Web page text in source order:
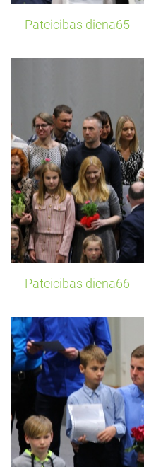
Pateicibas diena65
Pateicibas diena66